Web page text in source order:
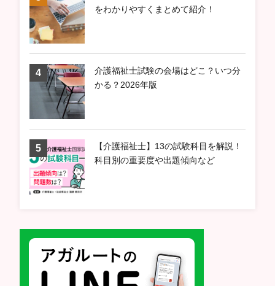
をわかりやすくまとめて紹介！
介護福祉士試験の会場はどこ？いつ分
かる？2026年版
【介護福祉士】13の試験科目を解説！
科目別の重要度や出題傾向など